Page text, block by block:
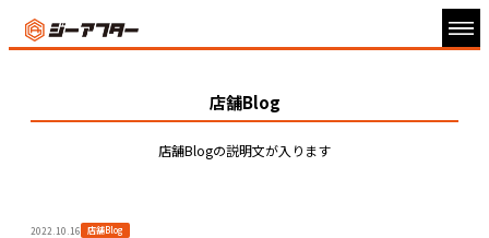
店舗Blog
店舗Blogの説明文が入ります
2022.10.16 店舗Blog